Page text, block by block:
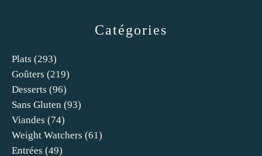
Catégories
Plats (293)
Goûters (219)
Desserts (96)
Sans Gluten (93)
Viandes (74)
Weight Watchers (61)
Entrées (49)